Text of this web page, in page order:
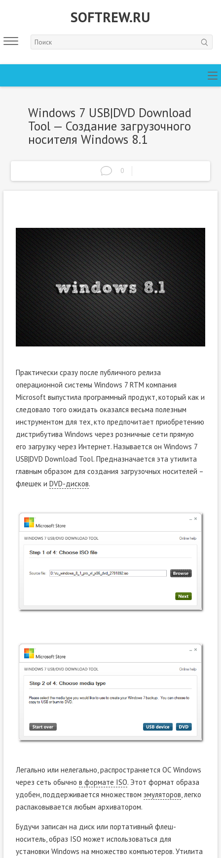
SOFTREW.RU
Windows 7 USB|DVD Download
Tool — Создание загрузочного
носителя Windows 8.1
0
Практически сразу после публичного релиза
операционной системы Windows 7 RTM компания
Microsoft выпустила программный продукт, который как и
следовало того ожидать оказался весьма полезным
инструментом для тех, кто предпочитает приобретению
дистрибутива Windows через розничные сети прямую
его загрузку через Интернет. Называется он Windows 7
USB|DVD Download Tool. Предназначается эта утилита
главным образом для создания загрузочных носителей –
флешек и DVD-дисков.
Легально или нелегально, распространяется ОС Windows
через сеть обычно в формате ISO. Этот формат образа
удобен, поддерживается множеством эмуляторов, легко
распаковывается любым архиватором.
Будучи записан на диск или портативный флеш-
носитель, образ ISO может использоваться для
установки Windows на множество компьютеров. Утилита